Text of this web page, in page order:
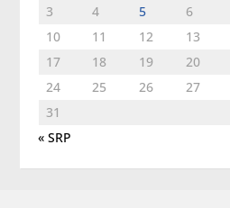
3
4 5 6
10
11 12 13
17
18 19 20
24
25 26 27
31
« SRP